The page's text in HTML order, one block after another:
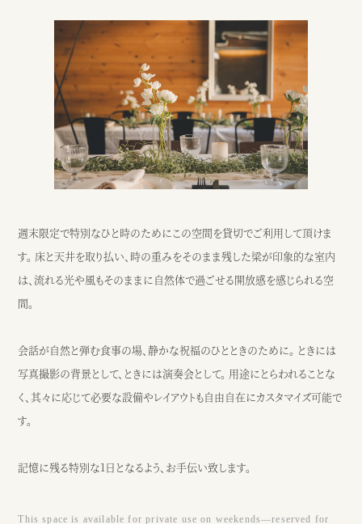
週末限定で特別なひと時のためにこの空間を貸切でご利用して頂けま
す。 床と天井を取り払い、時の重みをそのまま残した梁が印象的な室内
は、流れる光や風もそのままに自然体で過ごせる開放感を感じられる空
間。
会話が自然と弾む食事の場、静かな祝福のひとときのために。 ときには
写真撮影の背景として、ときには演奏会として。 用途にとらわれることな
く、其々に応じて必要な設備やレイアウトも自由自在にカスタマイズ可能で
す。
記憶に残る特別な1日となるよう、お手伝い致します。
This space is available for private use on weekends—reserved for